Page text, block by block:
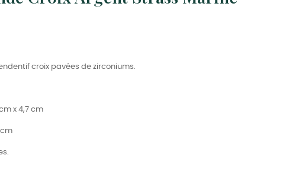
croix pavées de zirconiums.
x 4,7 cm
cm